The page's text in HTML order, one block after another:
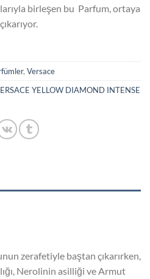
birleşen bu Parfum, ortaya
, Versace
YELLOW DIAMOND INTENSE
zerafetiyle baştan çıkarırken,
Nerolinin asilliği ve Armut